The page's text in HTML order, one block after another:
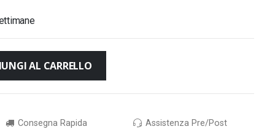
AL CARRELLO
Consegna Rapida
Assistenza Pre/Post